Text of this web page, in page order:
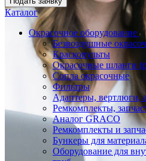
Каталог
Окрасочное оборудование
Безвоздушные
Краскопульты
Окрасочные шланги
Сопла окрасочные
Фильтры
Адаптеры, вертлюги,
Ремкомплекты,
Аналог GRACO
Ремкомплекты и
Бункеры для
Оборудование для